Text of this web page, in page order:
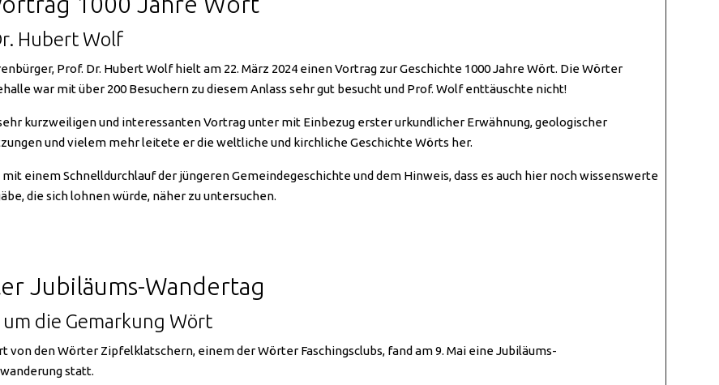
Hubert Wolf
Prof. Dr. Hubert Wolf hielt am 22. März 2024 einen Vortrag zur Geschichte 1000 Jahre Wört. Die Wörter
war mit über 200 Besuchern zu diesem Anlass sehr gut besucht und Prof. Wolf enttäuschte nicht!
kurzweiligen und interessanten Vortrag unter mit Einbezug erster urkundlicher Erwähnung, geologischer
und vielem mehr leitete er die weltliche und kirchliche Geschichte Wörts her.
mit einem Schnelldurchlauf der jüngeren Gemeindegeschichte und dem Hinweis, dass es auch hier noch wissenswerte
die sich lohnen würde, näher zu untersuchen.
Jubiläums-Wandertag
die Gemarkung Wört
von den Wörter Zipfelklatschern, einem der Wörter Faschingsclubs, fand am 9. Mai eine Jubiläums-
statt.